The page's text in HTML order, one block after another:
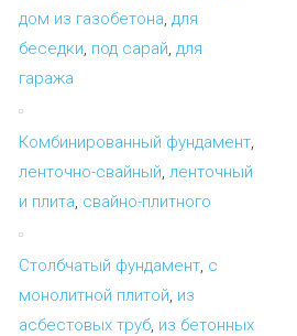
дом из газобетона, для
беседки, под сарай, для
гаража
Комбинированный фундамент,
ленточно-свайный, ленточный
и плита, свайно-плитного
Столбчатый фундамент, с
монолитной плитой, из
асбестовых труб, из бетонных